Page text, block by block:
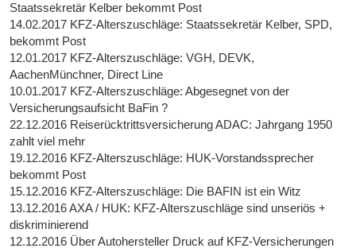
Staatssekretär Kelber bekommt Post
14.02.2017 KFZ-Alterszuschläge: Staatssekretär Kelber, SPD,
bekommt Post
12.01.2017 KFZ-Alterszuschläge: VGH, DEVK,
AachenMünchner, Direct Line
10.01.2017 KFZ-Alterszuschläge: Abgesegnet von der
Versicherungsaufsicht BaFin ?
22.12.2016 Reiserücktrittsversicherung ADAC: Jahrgang 1950
zahlt viel mehr
19.12.2016 KFZ-Alterszuschläge: HUK-Vorstandssprecher
bekommt Post
15.12.2016 KFZ-Alterszuschläge: Die BAFIN ist ein Witz
13.12.2016 AXA / HUK: KFZ-Alterszuschläge sind unseriös +
diskriminierend
12.12.2016 Über Autohersteller Druck auf KFZ-Versicherungen